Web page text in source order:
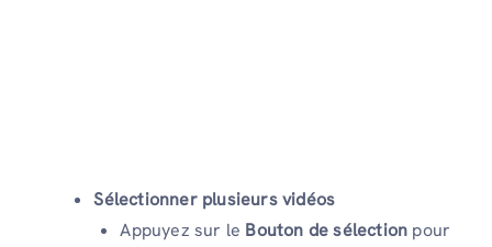
Sélectionner plusieurs vidéos
Appuyez sur le Bouton de sélection pour